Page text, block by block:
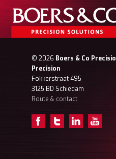
© 2026 Boers & Co
Precision
Fokkerstraat 495
3125 BD Schiedam
Route & contact